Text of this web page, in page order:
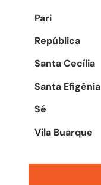
Pari
República
Santa Cecília
Santa Efigênia
Sé
Vila Buarque